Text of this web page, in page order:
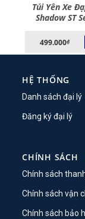
Túi Yên Xe
Shadow ST
499.000₫
HỆ THỐNG
Danh sách đại lý
Đăng ký đại lý
CHÍNH SÁCH
Chính sách
Chính sách vận
Chính sách bảo